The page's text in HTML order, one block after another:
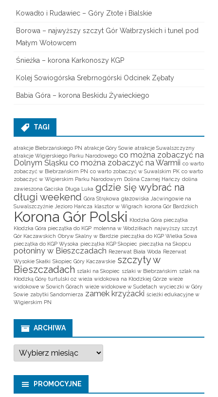
Kowadło i Rudawiec – Góry Złote i Bialskie
Borowa – najwyższy szczyt Gór Wałbrzyskich i tunel pod
Małym Wołowcem
Śnieżka – korona Karkonoszy KGP
Kolej Sowiogórska Srebrnogórski Odcinek Zębaty
Babia Góra – korona Beskidu Żywieckiego
TAGI
atrakcje Biebrzańskiego PN atrakcje Góry Sowie atrakcje Suwalszczyzny
atrakcje Wigierskiego Parku Narodowego co można zobaczyć na
Dolnym Śląsku co można zobaczyć na Warmii co warto
zobaczyć w Biebrzańskim PN co warto zobaczyć w Suwalskim PK co warto
zobaczyć w Wigierskim Parku Narodowym Dolina Czarnej Hańczy dolina
zawieszona Gaciska Długa Luka gdzie się wybrać na
długi weekend Góra Strękowa głazowiska Jaćwingowie na
Suwalszczyźnie Jezioro Hańcza klasztor w Wigrach korona Gór Bardzkich
Korona Gór Polski Kłodzka Góra pieczątka
Kłodzka Góra pieczątka do KGP molenna w Wodziłkach najwyższy szczyt
Gór Kaczawskich Obryw Skalny w Bardzie pieczątka do KGP Wielka Sowa
pieczątka do KGP Wysoka pieczątka KGP Skopiec pieczątka na Skopcu
połoniny w Bieszczadach Rezerwat Biała Woda Rezerwat
Wysokie Skałki Skopiec Góry Kaczawskie szczyty w
Bieszczadach szlaki na Skopiec szlaki w Biebrzańskim szlak na
Kłodzką Górę turtulski oz wieża widokowa na Kłodzkiej Górze wieże
widokowe w Sowich Górach wieże widokowe w Sudetach wycieczki w Góry
Sowie zabytki Sandomierza zamek krzyżacki ścieżki edukacyjne w
Wigierskim PN
ARCHIWA
A
c
a
PROMOCYJNE